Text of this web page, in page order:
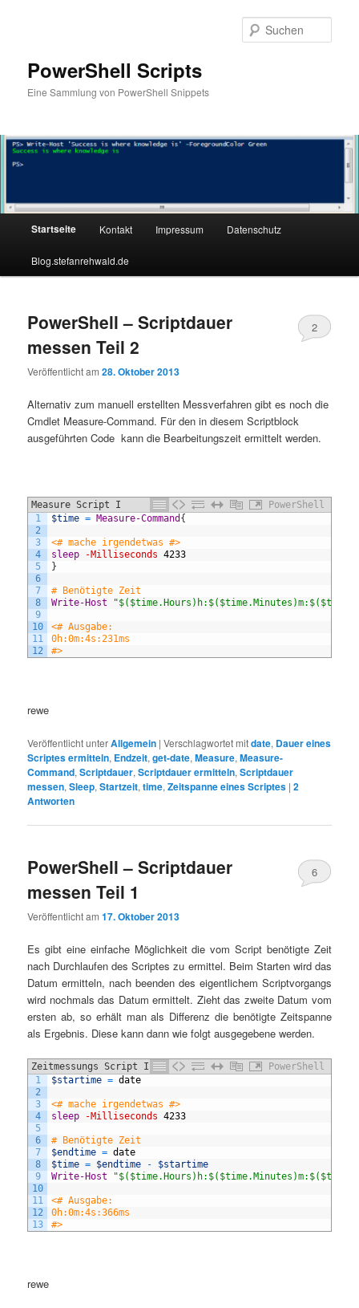
PowerShell Scripts
Eine Sammlung von PowerShell Snippets
Startseite Kontakt Impressum Datenschutz
Blog.stefanrehwald.de
PowerShell – Scriptdauer
messen Teil 2
Veröffentlicht am28. Oktober 2013
2
Alternativ zum manuell erstellten Messverfahren gibt es noch die
Cmdlet Measure-Command. Für den in diesem Scriptblock
ausgeführten Code kann die Bearbeitungszeit ermittelt werden.
Measure Script I
PowerShell
1
2
3
4
5
6
7
8
9
10
11
12
$time = Measure-Command {
<# mache irgendetwas #>
sleep
-Milliseconds 4233
}
# Benötigte Zeit
Write-Host
<# Ausgabe:
0h:0m:4s:231ms
#>
rewe
Veröffentlicht unterAllgemein |Verschlagwortet mitdate, Dauer eines
Scriptes ermitteln, Endzeit,get-date,Measure,Measure-
Command,Scriptdauer,Scriptdauer ermitteln,Scriptdauer
messen,Sleep,Startzeit,time,Zeitspanne eines Scriptes |2
Antworten
PowerShell – Scriptdauer
messen Teil 1
Veröffentlicht am17. Oktober 2013
6
Es gibt eine einfache Möglichkeit die vom Script benötigte Zeit
nach Durchlaufen des Scriptes zu ermittel. Beim Starten wird das
Datum ermitteln, nach beenden des eigentlichem Scriptvorgangs
wird nochmals das Datum ermittelt. Zieht das zweite Datum vom
ersten ab, so erhält man als Differenz die benötigte Zeitspanne
als Ergebnis. Diese kann dann wie folgt ausgegebene werden.
Zeitmessungs Script I
PowerShell
1
2
3
4
5
6
7
8
9
10
11
12
13
$startime = date
<# mache irgendetwas #>
sleep
-Milliseconds 4233
# Benötigte Zeit
$endtime = date
$time = $endtime -
$startime
Write-Host
<# Ausgabe:
0h:0m:4s:366ms
#>
rewe